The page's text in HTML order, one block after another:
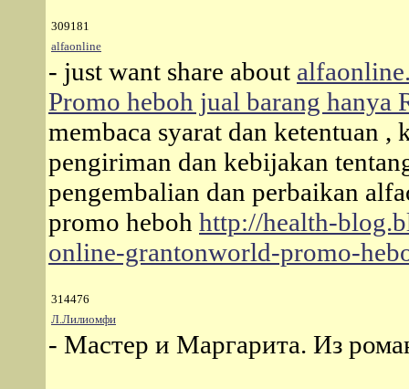
309181
alfaonline
- just want share about
Promo heboh jual barang hanya
membaca syarat dan ketentuan
pengiriman dan kebijakan
pengembalian dan perbaikan
promo heboh http://health-
online-grantonworld-promo-
314476
Л.Лилиомфи
- Мастер и Маргарита. Из